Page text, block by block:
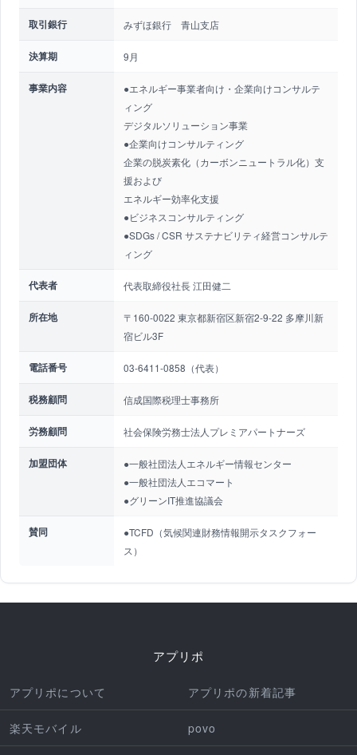
取引銀行 みずほ銀行 青山支店
決算期 9月
事業内容
●エネルギー事業者向け・企業向けコンサルテ
ィング
デジタルソリューション事業
●企業向けコンサルティング
企業の脱炭素化（カーボンニュートラル化）支
援および
エネルギー効率化支援
●ビジネスコンサルティング
●SDGs / CSR サステナビリティ経営コンサルテ
ィング
代表者 代表取締役社長 江田健二
所在地
〒160-0022 東京都新宿区新宿2-9-22 多摩川新
宿ビル3F
電話番号 03-6411-0858（代表）
税務顧問 信成国際税理士事務所
労務顧問 社会保険労務士法人プレミアパートナーズ
加盟団体
●一般社団法人エネルギー情報センター
●一般社団法人エコマート
●グリーンIT推進協議会
賛同
●TCFD（気候関連財務情報開示タスクフォー
ス）
アプリポ
アプリポについて アプリポの新着記事
楽天モバイル povo